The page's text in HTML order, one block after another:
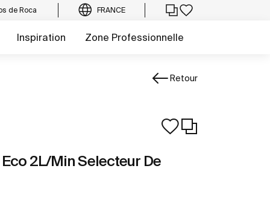
de Roca FRANCE
Inspiration Zone Professionnelle
Retour
2L/Min Selecteur De